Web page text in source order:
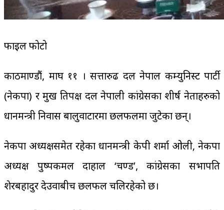
फाइल फोटो
काठमाण्डौं, माघ ११ । सत्तारुढ दल नेपाल कम्युनिस्ट पार्टी
(नेकपा) र प्रमुख प्रतिपक्ष दल नेपाली कांग्रेसका शीर्ष नेताहरुको
प्रधानमन्त्री निवास बालुवाटारमा छलफलमा जुटेका छन्।
नेकपा अध्यक्षसमेत रहेका प्रधानमन्त्री केपी शर्मा ओली‚ नेकपा
अध्यक्ष पुष्पकमल दाहाल ‘प्रचण्ड’, कांग्रेसका सभापति
शेरबहादुर देउवाबीच छलफल चलिरहेको छ।